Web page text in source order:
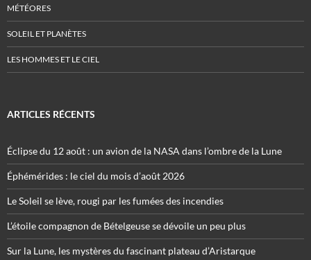
MÉTÉORES
SOLEIL ET PLANÈTES
LES HOMMES ET LE CIEL
ARTICLES RÉCENTS
Éclipse du 12 août : un avion de la NASA dans l’ombre de la Lune
Éphémérides : le ciel du mois d’août 2026
Le Soleil se lève, rougi par les fumées des incendies
L’étoile compagnon de Bételgeuse se dévoile un peu plus
Sur la Lune, les mystères du fascinant plateau d’Aristarque